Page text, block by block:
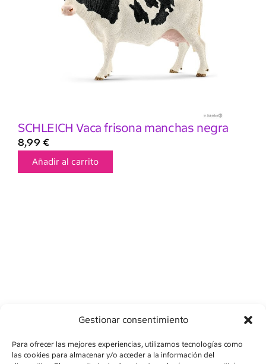
Gestionar consentimiento
Para ofrecer las mejores experiencias, utilizamos tecnologías como
las cookies para almacenar y/o acceder a la información del
SCHLEICH Vaca frisona manchas negra
8,99 €
Añadir al carrito